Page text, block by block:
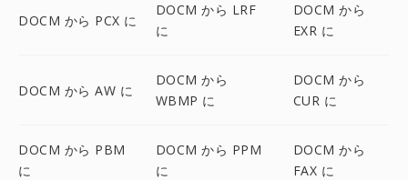
DOCM から PCX に
DOCM から LRF
に
DOCM から
EXR に
DOCM から AW に
DOCM から
WBMP に
DOCM から
CUR に
DOCM から PBM
に
DOCM から PPM
に
DOCM から
FAX に